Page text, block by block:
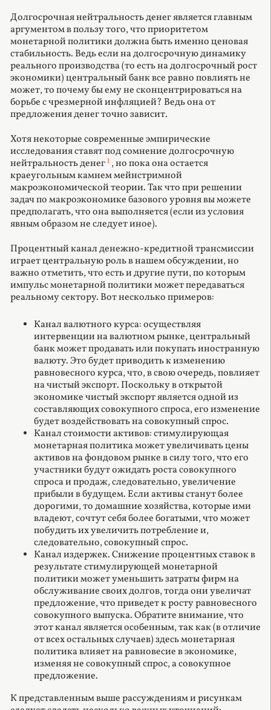
Долгосрочная нейтральность денег является главным
аргументом в пользу того, что приоритетом
монетарной политики должна быть именно ценовая
стабильность. Ведь если на долгосрочную динамику
реального производства (то есть на долгосрочный рост
экономики) центральный банк все равно повлиять не
может, то почему бы ему не сконцентрироваться на
борьбе с чрезмерной инфляцией? Ведь она от
предложения денег точно зависит.
Хотя некоторые современные эмпирические
исследования ставят под сомнение долгосрочную
нейтральность денег1 , но пока она остается
краеугольным камнем мейнстримной
макроэкономической теории. Так что при решении
задач по макроэкономике базового уровня вы можете
предполагать, что она выполняется (если из условия
явным образом не следует иное).
Процентный канал денежно-кредитной трансмиссии
играет центральную роль в нашем обсуждении, но
важно отметить, что есть и другие пути, по которым
импульс монетарной политики может передаваться
реальному сектору. Вот несколько примеров:
Канал валютного курса: осуществляя
интервенции на валютном рынке, центральный
банк может продавать или покупать иностранную
валюту. Это будет приводить к изменению
равновесного курса, что, в свою очередь, повлияет
на чистый экспорт. Поскольку в открытой
экономике чистый экспорт является одной из
составляющих совокупного спроса, его изменение
будет воздействовать на совокупный спрос.
Канал стоимости активов: стимулирующая
монетарная политика может увеличивать цены
активов на фондовом рынке в силу того, что его
участники будут ожидать роста совокупного
спроса и продаж, следовательно, увеличение
прибыли в будущем. Если активы станут более
дорогими, то домашние хозяйства, которые ими
владеют, сочтут себя более богатыми, что может
побудить их увеличить потребление и,
следовательно, совокупный спрос.
Канал издержек. Снижение процентных ставок в
результате стимулирующей монетарной
политики может уменьшить затраты фирм на
обслуживание своих долгов, тогда они увеличат
предложение, что приведет к росту равновесного
совокупного выпуска. Обратите внимание, что
этот канал является особенным, так как (в отличие
от всех остальных случаев) здесь монетарная
политика влияет на равновесие в экономике,
изменяя не совокупный спрос, а совокупное
предложение.
К представленным выше рассуждениям и рисункам